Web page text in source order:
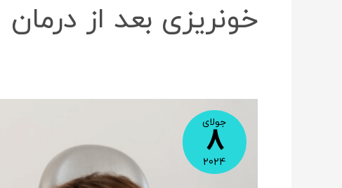
خونریزی بعد از درمان
جولای
8
2024